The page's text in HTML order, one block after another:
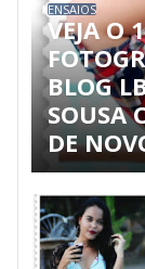
ENSAIOS
VEJA O
BLOG
SOUSA
DE